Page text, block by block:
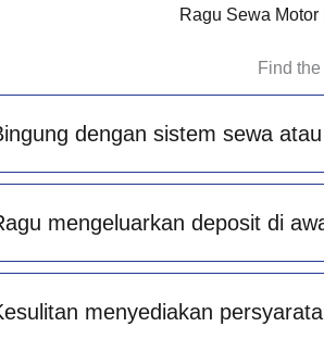
Ragu Sewa
Find
dengan sistem sewa
mengeluarkan deposit di
menyediakan